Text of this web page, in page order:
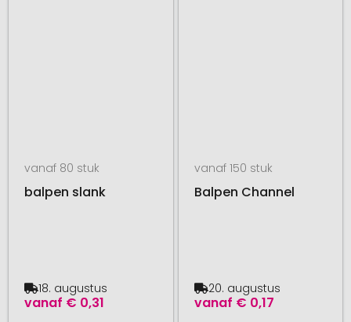
vanaf 80 stuk
balpen slank
vanaf € 0,31
18. augustus
vanaf 150 stuk
Balpen Channel
vanaf € 0,17
20. augustus